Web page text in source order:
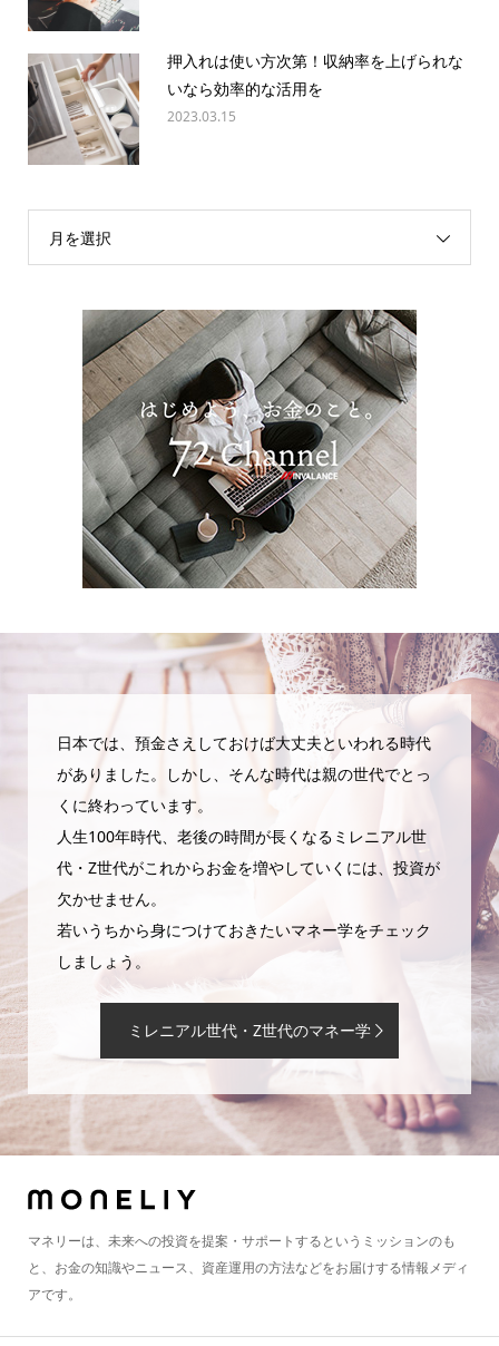
押入れは使い方次第！収納率を上げられな
いなら効率的な活用を
2023.03.15
月を選択
日本では、預金さえしておけば大丈夫といわれる時代
がありました。しかし、そんな時代は親の世代でとっ
くに終わっています。
人生100年時代、老後の時間が長くなるミレニアル世
代・Z世代がこれからお金を増やしていくには、投資が
欠かせません。
若いうちから身につけておきたいマネー学をチェック
しましょう。
ミレニアル世代・Z世代のマネー学
マネリーは、未来への投資を提案・サポートするというミッションのも
と、お金の知識やニュース、資産運用の方法などをお届けする情報メディ
アです。